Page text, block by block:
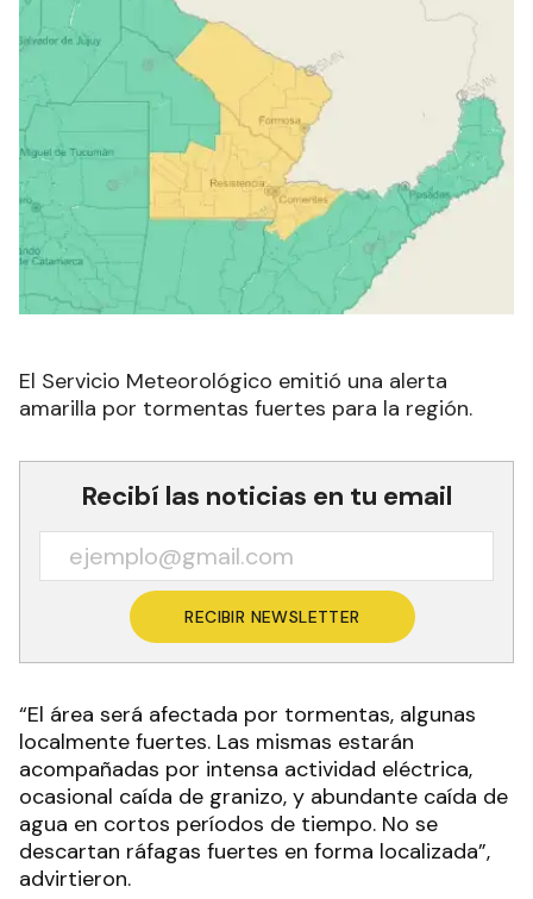
El Servicio Meteorológico emitió una alerta
amarilla por tormentas fuertes para la región.
Recibí las noticias en tu email
RECIBIR NEWSLETTER
“El área será afectada por tormentas, algunas
localmente fuertes. Las mismas estarán
acompañadas por intensa actividad eléctrica,
ocasional caída de granizo, y abundante caída de
agua en cortos períodos de tiempo. No se
descartan ráfagas fuertes en forma localizada”,
advirtieron.